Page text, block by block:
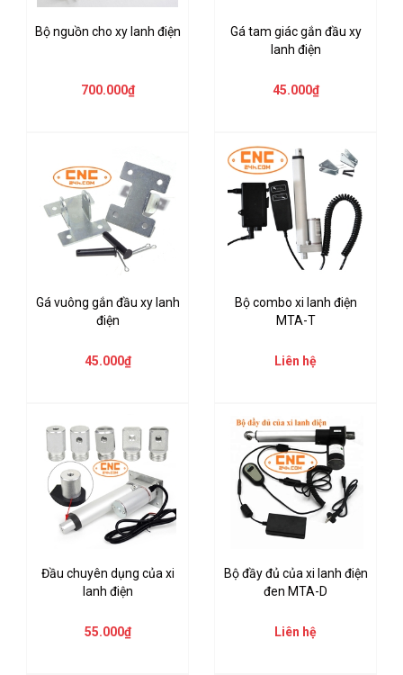
Bộ nguồn cho xy lanh điện
700.000₫
Gá tam giác gắn đầu xy
lanh điện
45.000₫
Gá vuông gắn đầu xy lanh
điện
45.000₫
Bộ combo xi lanh điện
MTA-T
Liên hệ
Đầu chuyên dụng của xi
lanh điện
55.000₫
Bộ đầy đủ của xi lanh điện
đen MTA-D
Liên hệ